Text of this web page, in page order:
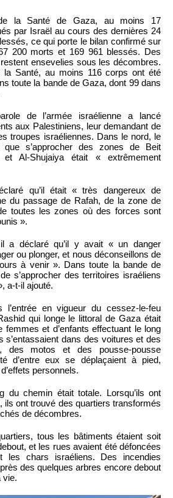
la Santé de Gaza, au moins 17
par Israël au cours des dernières 24
ce qui porte le bilan confirmé sur
200 morts et 169 961 blessés. Des
ensevelies sous les décombres.
la Santé, au moins 116 corps ont été
toute la bande de Gaza, dont 99 dans
de l’armée israélienne a lancé
aux Palestiniens, leur demandant de
troupes israéliennes. Dans le nord, le
que s’approcher des zones de Beit
Al-Shujaiya était « extrêmement
qu’il était « très dangereux de
du passage de Rafah, de la zone de
toutes les zones où des forces sont
».
a déclaré qu’il y avait « un danger
ou plonger, et nous déconseillons de
à venir ». Dans toute la bande de
s’approcher des territoires israéliens
a-t-il ajouté.
l’entrée en vigueur du cessez-le-feu
qui longe le littoral de Gaza était
femmes et d’enfants effectuant le long
s’entassaient dans des voitures et des
des motos et des pousse-pousse
d’entre eux se déplaçaient à pied,
personnels.
du chemin était totale. Lorsqu’ils ont
ils ont trouvé des quartiers transformés
de décombres.
tous les bâtiments étaient soit
et les rues avaient été défoncées
les chars israéliens. Des incendies
des quelques arbres encore debout
vie.